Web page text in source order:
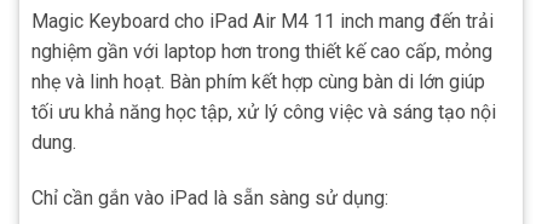
Magic Keyboard cho iPad Air M4 11 inch mang đến trải
nghiệm gần với laptop hơn trong thiết kế cao cấp, mỏng
nhẹ và linh hoạt. Bàn phím kết hợp cùng bàn di lớn giúp
tối ưu khả năng học tập, xử lý công việc và sáng tạo nội
dung.
Chỉ cần gắn vào iPad là sẵn sàng sử dụng: